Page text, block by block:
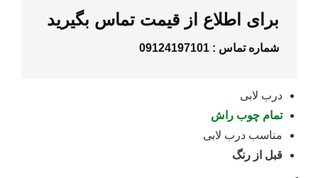
برای اطلاع از قیمت تماس بگیرید
شماره تماس : 09124197101
درب لابی
تمام چوب راش
مناسب درب لابی
قبل از رنگ